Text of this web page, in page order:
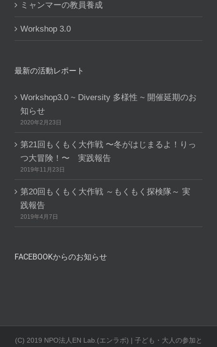
ミャンマーの教員養成
Workshop 3.0
最新の活動レポート
Workshop3.0 ~ Diversity 多様性 ~ 開催延期のお
知らせ
2020年2月23日
第21回もくもく大作戦 〜冬がはじまるよ！りっ
つ大冒険！〜 実践報告
2019年11月23日
第20回もくもく大作戦 ～もくもく探検隊～ 実
践報告
2019年4月7日
FACEBOOKからのお知らせ
(C) 2019 NPO法人EN Lab.(エンラボ) | 子ども・大人の参加と